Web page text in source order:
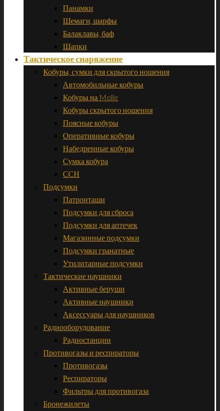
Панамки
Шемаги, шарфы
Балаклавы, баф
Шапки
Тактическое снаряжение
Кобуры, сумки для скрытого ношения
Автомобильные кобуры
Кобуры на Molle
Кобуры скрытого ношения
Поясные кобуры
Оперативные кобуры
Набедренные кобуры
Сумка кобура
ССН
Подсумки
Патронташи
Подсумки для сброса
Подсумки для аптечек
Магазинные подсумки
Подсумки гранатные
Утилитарные подсумки
Тактические наушники
Активные беруши
Активные наушники
Аксессуары для наушников
Радиооборудование
Радиостанции
Противогазы и респираторы
Противогазы
Респираторы
Фильтры для противогаза
Бронежилеты